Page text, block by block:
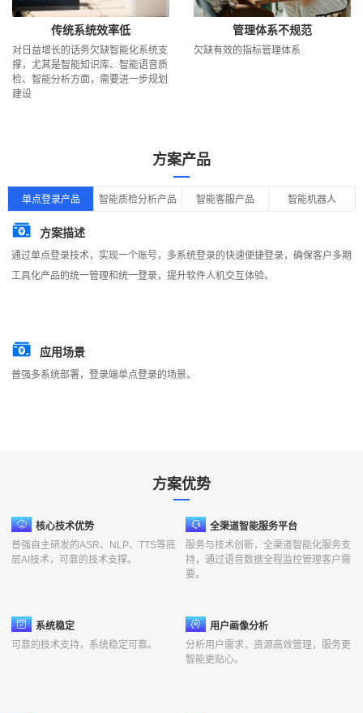
传统系统效率低
对日益增长的话务欠缺智能化系统支
撑，尤其是智能知识库、智能语音质
检、智能分析方面，需要进一步规划
建设
管理体系不规范
欠缺有效的指标管理体系
方案产品
点
单点登录产品 智能质检分析产品 智能客服产品 智能机器人
方案描述
通过单点登录技术，实现一个账号，多系统登录的快速便捷登录，确保客户多期
工具化产品的统一管理和统一登录，提升软件人机交互体验。
应用场景
普强多系统部署，登录端单点登录的场景。
方案优势
业
痛
点
核心技术优势
普强自主研发的ASR、NLP、TTS等底
层AI技术，可靠的技术支撑。
全渠道智能服务平台
服务与技术创新，全渠道智能化服务支
持，通过语音数据全程监控管理客户需
要。
系统稳定
可靠的技术支持，系统稳定可靠。
用户画像分析
分析用户需求，资源高效管理，服务更
智能更贴心。